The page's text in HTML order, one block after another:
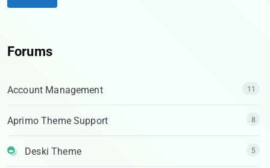
Forums
Account Management 11
Aprimo Theme Support 8
Deski Theme 5